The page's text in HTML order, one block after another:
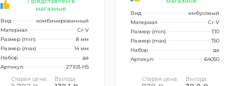
магазине
Вид
комбинированный
Материал
Cr-V
Размер (min)
8 мм
Размер (max)
14 мм
Набор
да
Артикул:
27103-Н5
Старая цена: Выгода:
Вид
имбусовый
Материал
Cr-V
Размер (min)
T10
Размер (max)
T50
Набор
да
Артикул:
64050
Старая цена: Выгода: